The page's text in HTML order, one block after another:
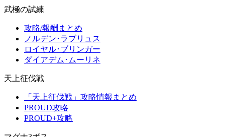
武極の試練
攻略/報酬まとめ
ノルデン･ラブリュス
ロイヤル･ブリンガー
ダイアデム･ムーリネ
天上征伐戦
「天上征伐戦」攻略情報まとめ
PROUD攻略
PROUD+攻略